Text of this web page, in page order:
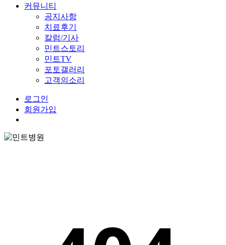
커뮤니티
공지사항
치료후기
칼럼/기사
민트스토리
민트TV
포토갤러리
고객의소리
로그인
회원가입